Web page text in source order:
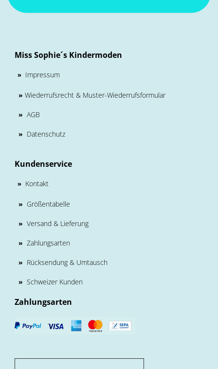
Miss Sophie´s Kindermoden
» Impressum
» Wiederrufsrecht & Muster-Wiederrufsformular
» AGB
» Datenschutz
Kundenservice
» Kontakt
» Größentabelle
» Versand & Lieferung
» Zahlungsarten
» Rücksendung & Umtausch
» Schweizer Kunden
Zahlungsarten